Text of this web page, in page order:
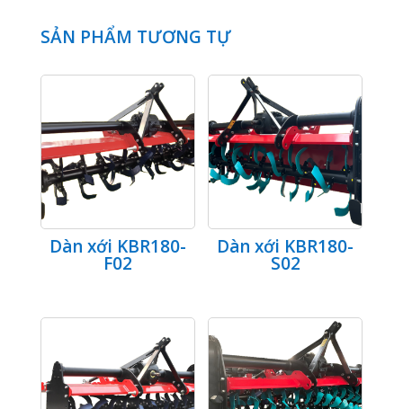
SẢN PHẨM TƯƠNG TỰ
Dàn xới KBR180-
F02
Dàn xới KBR180-
S02